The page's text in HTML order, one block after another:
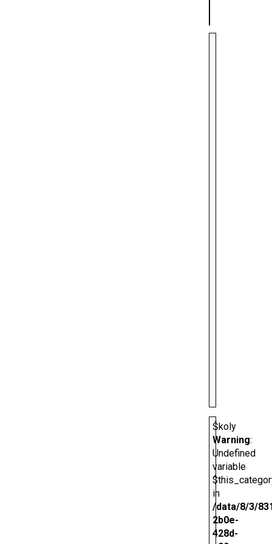
Školy
Warning:
Undefined
variable
in
/data/8/3/
2b0e-
428d-